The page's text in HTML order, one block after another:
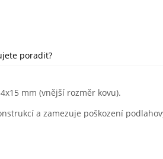
poradit?
mm (vnější rozměr kovu).
a zamezuje poškození